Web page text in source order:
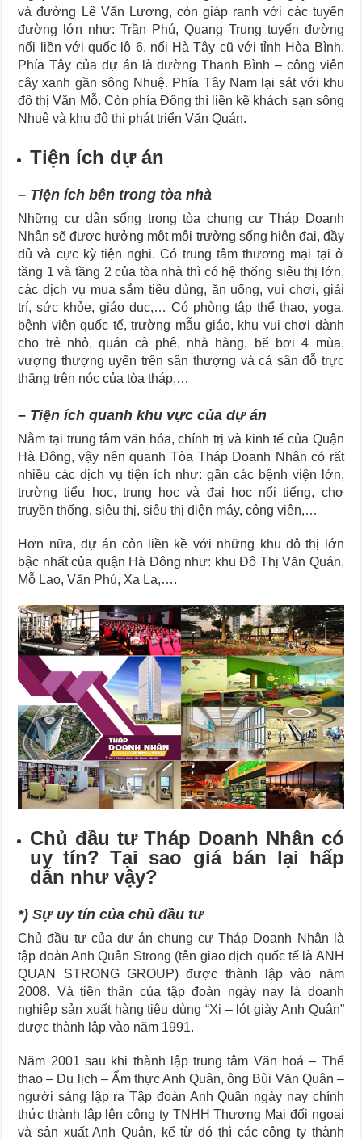
và đường Lê Văn Lương, còn giáp ranh với các tuyến
đường lớn như: Trần Phú, Quang Trung tuyến đường
nối liền với quốc lộ 6, nối Hà Tây cũ với tỉnh Hòa Bình.
Phía Tây của dự án là đường Thanh Bình – công viên
cây xanh gần sông Nhuệ. Phía Tây Nam lại sát với khu
đô thị Văn Mỗ. Còn phía Đông thì liền kề khách sạn sông
Nhuệ và khu đô thị phát triển Văn Quán.
Tiện ích dự án
– Tiện ích bên trong tòa nhà
Những cư dân sống trong tòa chung cư Tháp Doanh
Nhân sẽ được hưởng một môi trường sống hiện đại, đầy
đủ và cực kỳ tiện nghi. Có trung tâm thương mại tại ở
tầng 1 và tầng 2 của tòa nhà thì có hệ thống siêu thị lớn,
các dịch vụ mua sắm tiêu dùng, ăn uống, vui chơi, giải
trí, sức khỏe, giáo dục,… Có phòng tập thể thao, yoga,
bệnh viện quốc tế, trường mẫu giáo, khu vui chơi dành
cho trẻ nhỏ, quán cà phê, nhà hàng, bể bơi 4 mùa,
vượng thượng uyển trên sân thượng và cả sân đỗ trực
thăng trên nóc của tòa tháp,…
– Tiện ích quanh khu vực của dự án
Nằm tại trung tâm văn hóa, chính trị và kinh tế của Quận
Hà Đông, vậy nên quanh Tòa Tháp Doanh Nhân có rất
nhiều các dịch vụ tiện ích như: gần các bệnh viện lớn,
trường tiểu học, trung học và đại học nổi tiếng, chợ
truyền thống, siêu thị, siêu thị điện máy, công viên,…
Hơn nữa, dự án còn liền kề với những khu đô thị lớn
bậc nhất của quận Hà Đông như: khu Đô Thị Văn Quán,
Mỗ Lao, Văn Phú, Xa La,….
Chủ đầu tư Tháp Doanh Nhân có
uy tín? Tại sao giá bán lại hấp
dẫn như vậy?
*) Sự uy tín của chủ đầu tư
Chủ đầu tư của dự án chung cư Tháp Doanh Nhân là
tập đoàn Anh Quân Strong (tên giao dịch quốc tế là ANH
QUAN STRONG GROUP) được thành lập vào năm
2008. Và tiền thân của tập đoàn ngày nay là doanh
nghiệp sản xuất hàng tiêu dùng “Xi – lót giày Anh Quân”
được thành lập vào năm 1991.
Năm 2001 sau khi thành lập trung tâm Văn hoá – Thể
thao – Du lịch – Ẩm thực Anh Quân, ông Bùi Văn Quân –
người sáng lập ra Tập đoàn Anh Quân ngày nay chính
thức thành lập lên công ty TNHH Thương Mại đối ngoại
và sản xuất Anh Quân, kể từ đó thì các công ty thành